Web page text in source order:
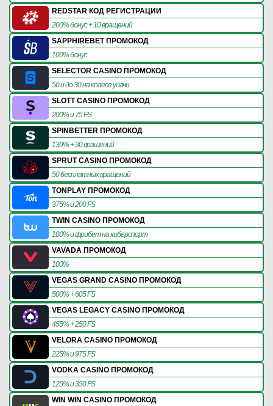
REDSTAR КОД РЕГИСТРАЦИИ
200% бонус + 10 вращений
SAPPHIREBET ПРОМОКОД
100% бонус
SELECTOR CASINO ПРОМОКОД
50 и до 30 на колесе удачи
SLOTT CASINO ПРОМОКОД
200% и 75 FS
SPINBETTER ПРОМОКОД
130% + 30 вращений
SPRUT CASINO ПРОМОКОД
50 бесплатных вращений
TONPLAY ПРОМОКОД
375% и 200 FS
TWIN CASINO ПРОМОКОД
100% и фрибет на киберспорт
VAVADA ПРОМОКОД
100%
VEGAS GRAND CASINO ПРОМОКОД
500% + 605 FS
VEGAS LEGACY CASINO ПРОМОКОД
455% + 250 FS
VELORA CASINO ПРОМОКОД
225% и 975 FS
VODKA CASINO ПРОМОКОД
125% и 350 FS
WIN WIN CASINO ПРОМОКОД